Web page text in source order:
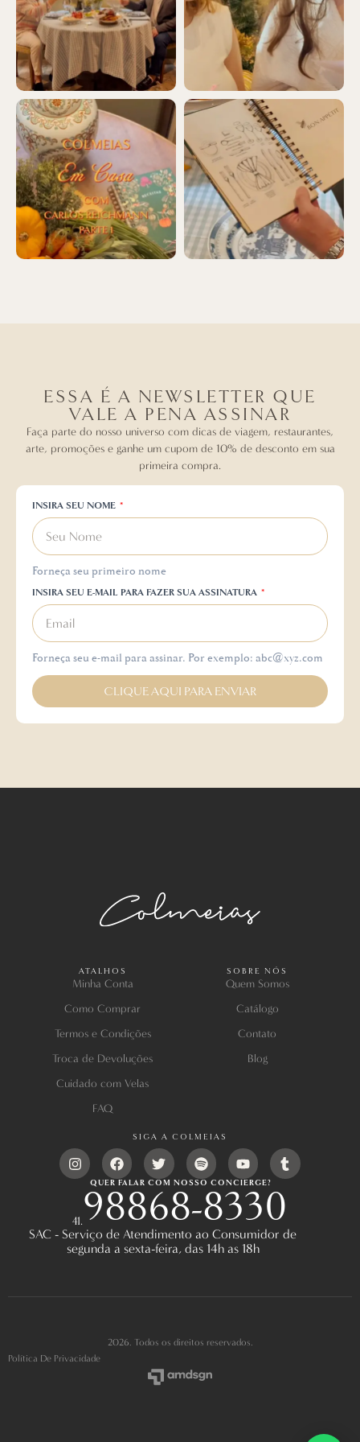
ESSA É A NEWSLETTER QUE
VALE A PENA ASSINAR
Faça parte do nosso universo com dicas de viagem, restaurantes,
arte, promoções e ganhe um cupom de 10% de desconto em sua
primeira compra.
INSIRA SEU NOME
Forneça seu primeiro nome
INSIRA SEU E-MAIL PARA FAZER SUA ASSINATURA
Forneça seu e-mail para assinar. Por exemplo: abc@xyz.com
CLIQUE AQUI PARA ENVIAR
SOBRE NÓS
Quem Somos
Catálogo
Contato
Blog
ATALHOS
Minha Conta
Como Comprar
Termos e Condições
Troca de Devoluções
Cuidado com Velas
FAQ
QUER FALAR COM NOSSO CONCIERGE?
41.98868-8330
SAC - Serviço de Atendimento ao Consumidor de
segunda a sexta-feira, das 14h as 18h
SIGA A COLMEIAS
2026. Todos os direitos reservados.
Política De Privacidade